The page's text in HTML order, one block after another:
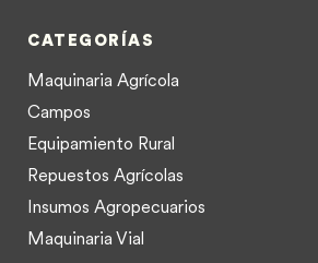
CATEGORÍAS
Maquinaria Agrícola
Campos
Equipamiento Rural
Repuestos Agrícolas
Insumos Agropecuarios
Maquinaria Vial